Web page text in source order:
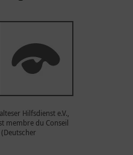
Hilfsdienst e.V.,
membre du Conseil